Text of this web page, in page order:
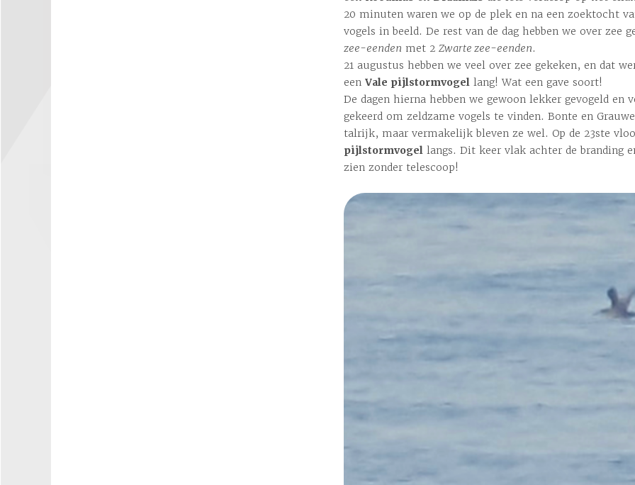
20 minuten waren we op de plek en na een zoektocht
vogels in beeld. De rest van de dag hebben we over zee
zee-eenden met 2Zwarte zee-eenden.
21 augustus hebben we veel over zee gekeken, en dat
eenVale pijlstormvogel lang! Wat een gave soort!
De dagen hierna hebben we gewoon lekker gevogeld en
gekeerd om zeldzame vogels te vinden. Bonte en
talrijk, maar vermakelijk bleven ze wel. Op de 23ste
pijlstormvogel langs. Dit keer vlak achter de branding
zien zonder telescoop!